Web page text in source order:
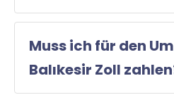
Muss ich für den
Balıkesir Zoll